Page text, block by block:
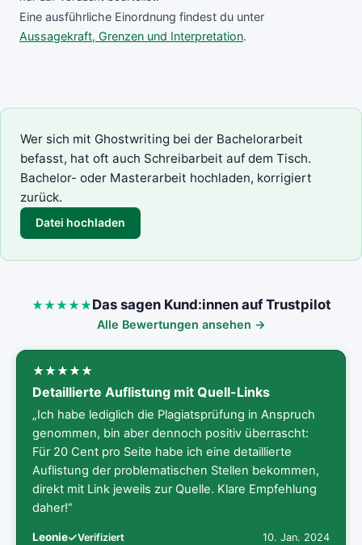
Eine ausführliche Einordnung findest du unter
Aussagekraft, Grenzen und Interpretation.
Wer sich mit Ghostwriting bei der Bachelorarbeit
befasst, hat oft auch Schreibarbeit auf dem Tisch.
Bachelor- oder Masterarbeit hochladen, korrigiert
zurück.
Datei hochladen
Das sagen Kund:innen auf Trustpilot
Alle Bewertungen ansehen →
Detaillierte Auflistung mit Quell-Links
„Ich habe lediglich die Plagiatsprüfung in Anspruch
genommen, bin aber dennoch positiv überrascht:
Für 20 Cent pro Seite habe ich eine detaillierte
Auflistung der problematischen Stellen bekommen,
direkt mit Link jeweils zur Quelle. Klare Empfehlung
daher!“
Leonie Verifiziert 10. Jan. 2024